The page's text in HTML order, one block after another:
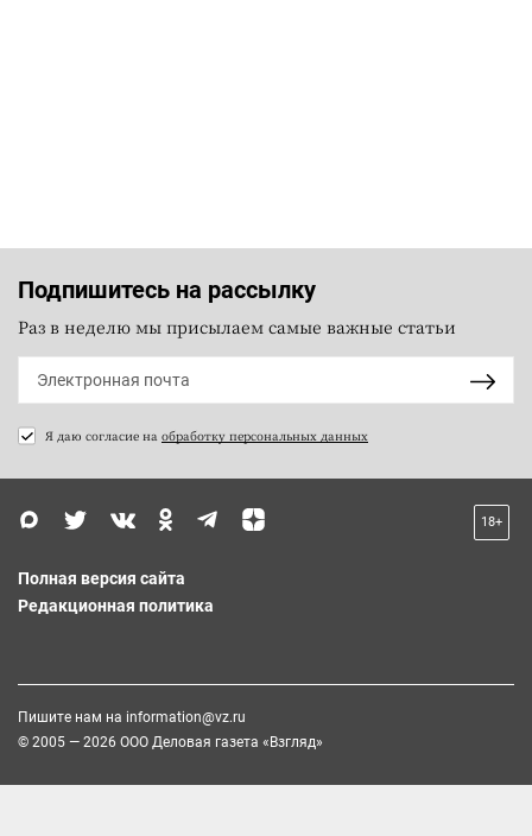
Подпишитесь на рассылку
Раз в неделю мы присылаем самые важные статьи
Я даю согласие на обработку персональных данных
18+
Полная версия сайта
Редакционная политика
Пишите нам на information@vz.ru
© 2005 — 2026 ООО Деловая газета «Взгляд»